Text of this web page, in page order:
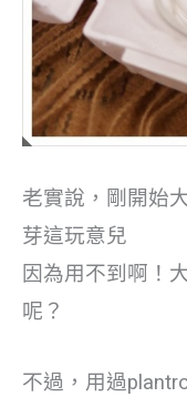
老實說，剛開始
芽這玩意兒
因為用不到啊！
呢？
不過，用過